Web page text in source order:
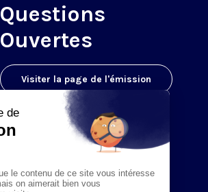
Questions
Ouvertes
Visiter la page de l'émission